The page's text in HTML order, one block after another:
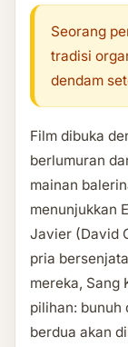
Seorang
tradisi
dendam
Film dibuka
berlumuran
mainan
menunjukkan
Javier (David
pria
mereka, Sang
pilihan: bunuh
berdua akan